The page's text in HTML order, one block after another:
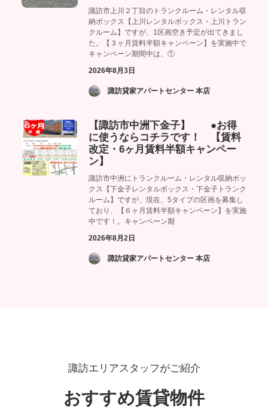
諏訪市上川２丁目のトランクルーム・レンタル収
納ボックス【上川レンタルボックス・上川トラン
クルーム】ですが、1区画空き予定が出てきまし
た。【３ヶ月賃料半額キャンペーン】を実施中で
キャンペーン期間中は、①
2026年8月3日
­ 諏訪貸家アパートセンター 本店
【諏訪市中洲下金子】 ●お得
に使うならコチラです！ 【賃料
改定・6ヶ月賃料半額キャンペー
ン】
諏訪市中洲にトランクルーム・レンタル収納ボッ
クス【下金子レンタルボックス・下金子トランク
ルーム】ですが、現在、5タイプの区画を募集し
ており、【６ヶ月賃料半額キャンペーン】を実施
中です！。キャンペーン期
2026年8月2日
­ 諏訪貸家アパートセンター 本店
諏訪エリアスタッフがご紹介
おすすめ賃貸物件